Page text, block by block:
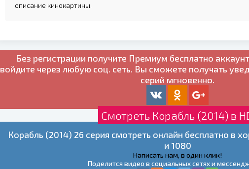
описание кинокартины.
Без регистрации получите Премиум бесплатно
войдите через любую соц. сеть. Вы сможете получать
серий мгновенно.
Смотреть Корабль (2014) в
Корабль (2014) 26 серия смотреть онлайн бесплатно в
и 1080
Написать нам, в один клик!
Поделится видео в социальных сетях и